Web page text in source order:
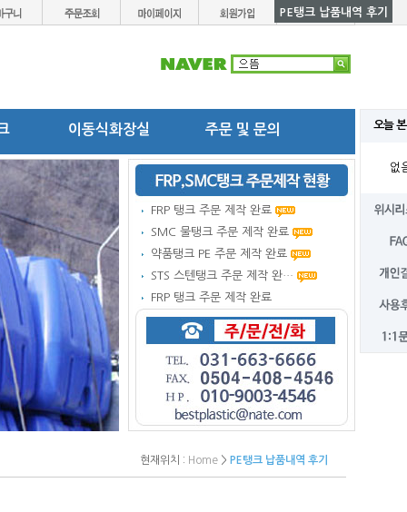
오늘
없
이동식화장실 주문 및 문의
FRP 탱크 주문 제작 완료
SMC 물탱크 주문 제작 완료
약품탱크 PE 주문 제작 완료
STS 스텐탱크 주문 제작 완…
FRP 탱크 주문 제작 완료
현재위치 : Home > PE탱크 납품내역 후기
PE탱크 납품내역 후기